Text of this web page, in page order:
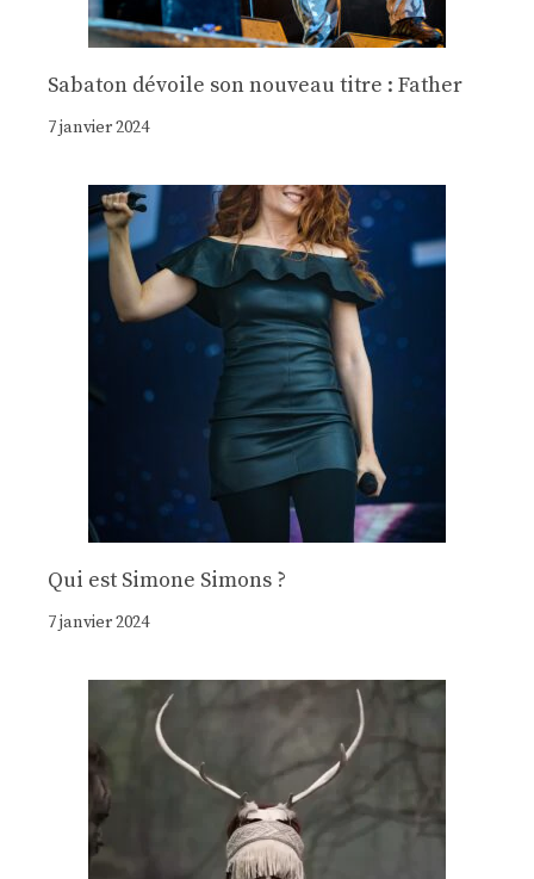
Sabaton dévoile son nouveau titre : Father
7 janvier 2024
Qui est Simone Simons ?
7 janvier 2024